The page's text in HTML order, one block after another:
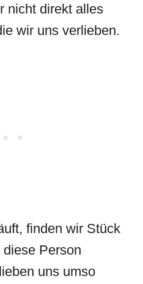
nicht direkt alles
wir uns verlieben.
finden wir Stück
Person
uns umso